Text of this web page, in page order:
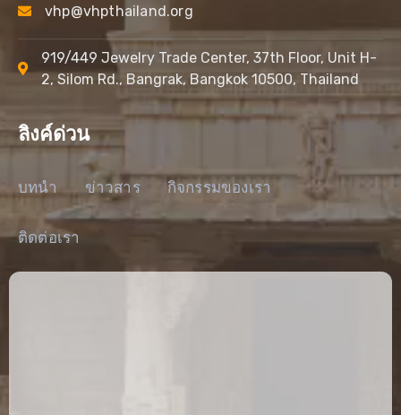
vhp@vhpthailand.org
919/449 Jewelry Trade Center, 37th Floor, Unit H-
2, Silom Rd., Bangrak, Bangkok 10500, Thailand
ลิงค์ด่วน
บทนำ ข่าวสาร กิจกรรมของเรา
ติดต่อเรา